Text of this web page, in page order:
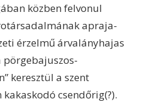
közben felvonul
apraja-
érzelmű árvalányhajas
pörgebajuszos-
keresztül a szent
csendőrig(?).